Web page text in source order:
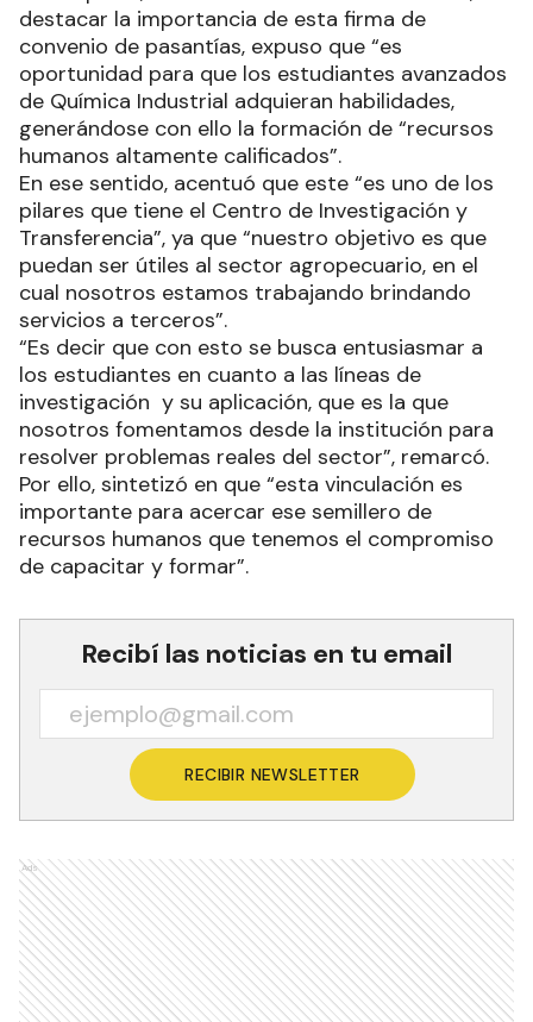
destacar la importancia de esta firma de
convenio de pasantías, expuso que “es
oportunidad para que los estudiantes avanzados
de Química Industrial adquieran habilidades,
generándose con ello la formación de “recursos
humanos altamente calificados”.
En ese sentido, acentuó que este “es uno de los
pilares que tiene el Centro de Investigación y
Transferencia”, ya que “nuestro objetivo es que
puedan ser útiles al sector agropecuario, en el
cual nosotros estamos trabajando brindando
servicios a terceros”.
“Es decir que con esto se busca entusiasmar a
los estudiantes en cuanto a las líneas de
investigación y su aplicación, que es la que
nosotros fomentamos desde la institución para
resolver problemas reales del sector”, remarcó.
Por ello, sintetizó en que “esta vinculación es
importante para acercar ese semillero de
recursos humanos que tenemos el compromiso
de capacitar y formar”.
Recibí las noticias en tu email
RECIBIR NEWSLETTER
Ads